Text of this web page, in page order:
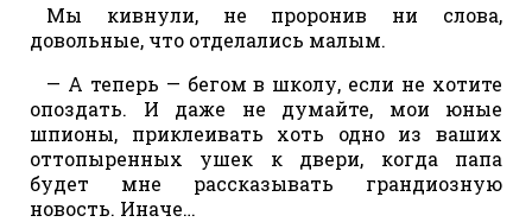
Мы кивнули, не проронив ни слова,
довольные, что отделались малым.
— А теперь — бегом в школу, если не хотите
опоздать. И даже не думайте, мои юные
шпионы, приклеивать хоть одно из ваших
оттопыренных ушек к двери, когда папа
будет мне рассказывать грандиозную
новость. Иначе…